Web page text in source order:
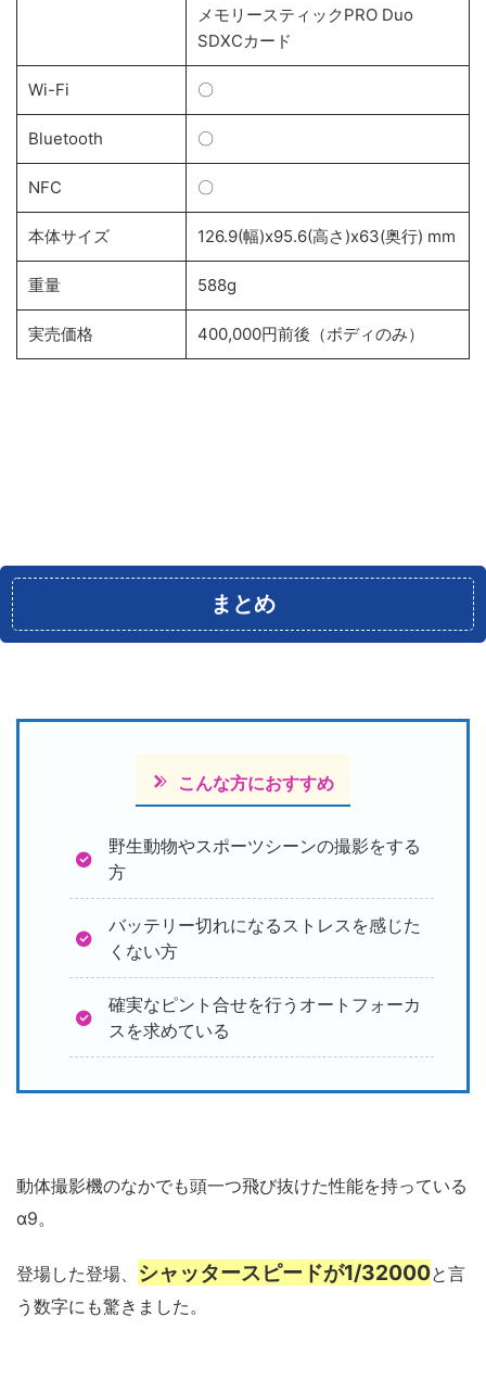
メモリースティックPRO Duo
SDXCカード
Wi-Fi 〇
Bluetooth 〇
NFC 〇
本体サイズ 126.9(幅)x95.6(高さ)x63(奥行) mm
重量 588g
実売価格 400,000円前後（ボディのみ）
まとめ
こんな方におすすめ
野生動物やスポーツシーンの撮影をする
方
バッテリー切れになるストレスを感じた
くない方
確実なピント合せを行うオートフォーカ
スを求めている
動体撮影機のなかでも頭一つ飛び抜けた性能を持っている
α9。
登場した登場、 シャッタースピードが1/32000と言
う数字にも驚きました。